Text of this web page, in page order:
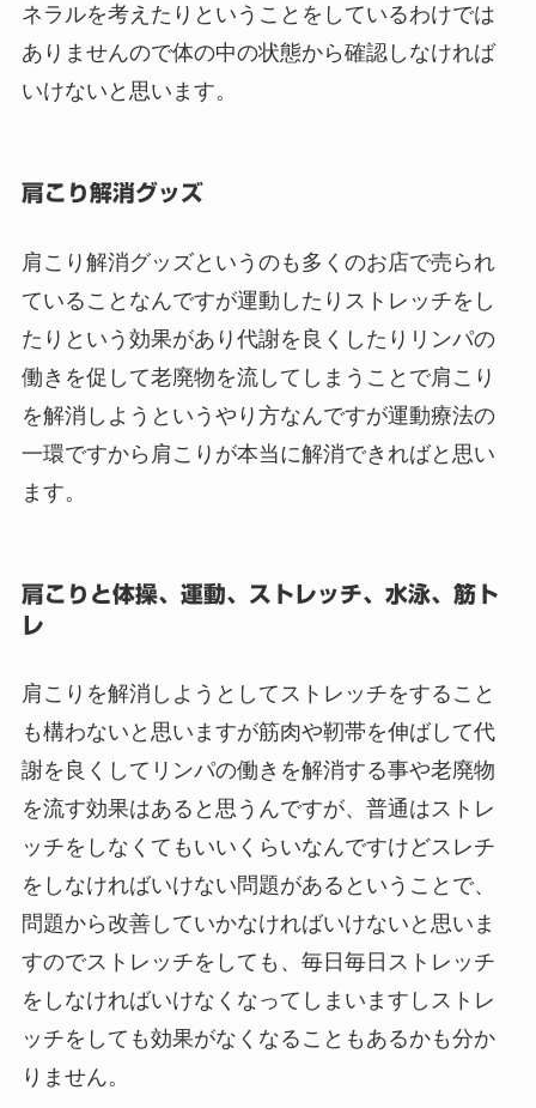
ネラルを考えたりということをしているわけでは
ありませんので体の中の状態から確認しなければ
いけないと思います。
肩こり解消グッズ
肩こり解消グッズというのも多くのお店で売られ
ていることなんですが運動したりストレッチをし
たりという効果があり代謝を良くしたりリンパの
働きを促して老廃物を流してしまうことで肩こり
を解消しようというやり方なんですが運動療法の
一環ですから肩こりが本当に解消できればと思い
ます。
肩こりと体操、運動、ストレッチ、水泳、筋ト
レ
肩こりを解消しようとしてストレッチをすること
も構わないと思いますが筋肉や靭帯を伸ばして代
謝を良くしてリンパの働きを解消する事や老廃物
を流す効果はあると思うんですが、普通はストレ
ッチをしなくてもいいくらいなんですけどスレチ
をしなければいけない問題があるということで、
問題から改善していかなければいけないと思いま
すのでストレッチをしても、毎日毎日ストレッチ
をしなければいけなくなってしまいますしストレ
ッチをしても効果がなくなることもあるかも分か
りません。